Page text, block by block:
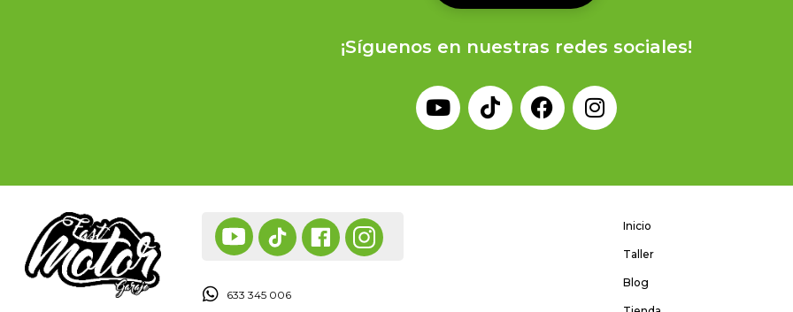
¡Síguenos en nuestras redes sociales!
633 345 006
Inicio
Taller
Blog